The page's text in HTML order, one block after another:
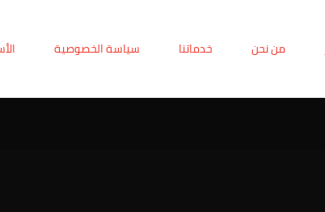
من نحن خدماتنا سياسة الخصوصية